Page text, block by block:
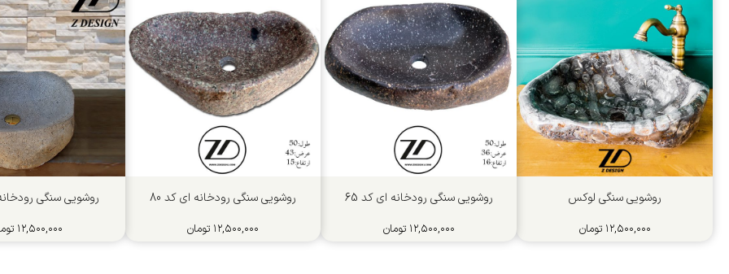
روشویی سنگی لوکس
۱۲,۵۰۰,۰۰۰ تومان
روشویی سنگی رودخانه ای کد 65
۱۲,۵۰۰,۰۰۰ تومان
روشویی سنگی رودخانه ای کد 80
۱۲,۵۰۰,۰۰۰ تومان
روشویی سنگی رودخانه
۱۲,۵۰۰,۰۰۰